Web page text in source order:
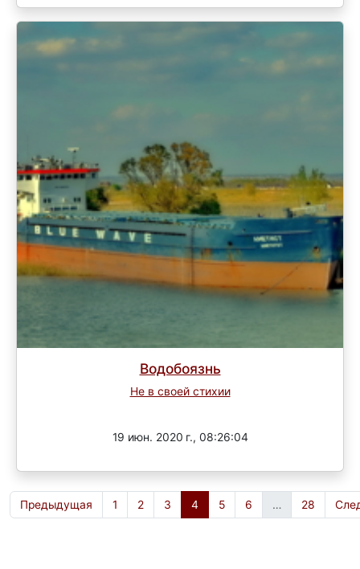
Водобоязнь
Не в своей стихии
19 июн. 2020 г., 08:26:04
Предыдущая 1 2 3 4 5 6 … 28